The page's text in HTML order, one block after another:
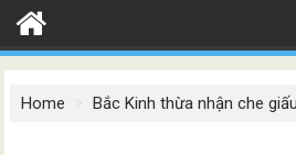
Home Bắc Kinh thừa nhận che